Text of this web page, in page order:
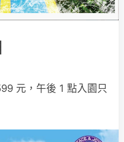
元，午後 1 點入園只